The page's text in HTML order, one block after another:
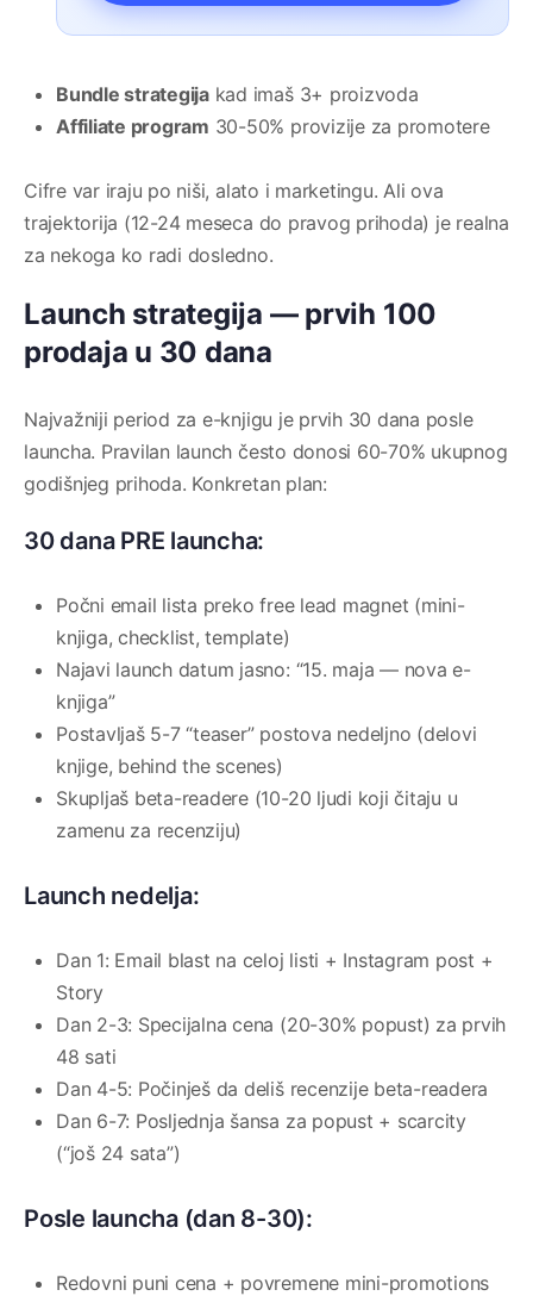
Bundle strategijakad imaš 3+ proizvoda
Affiliate program 30-50% provizije za promotere
Cifre var iraju po niši, alato i marketingu. Ali ova
trajektorija (12-24 meseca do pravog prihoda) je realna
za nekoga ko radi dosledno.
Launch strategija — prvih 100
prodaja u 30 dana
Najvažniji period za e-knjigu je prvih 30 dana posle
launcha. Pravilan launch često donosi 60-70% ukupnog
godišnjeg prihoda. Konkretan plan:
30 dana PRE launcha:
Počni email lista preko free lead magnet (mini-
knjiga, checklist, template)
Najavi launch datum jasno: “15. maja — nova e-
knjiga”
Postavljaš 5-7 “teaser” postova nedeljno (delovi
knjige, behind the scenes)
Skupljaš beta-readere (10-20 ljudi koji čitaju u
zamenu za recenziju)
Launch nedelja:
Dan 1: Email blast na celoj listi + Instagram post +
Story
Dan 2-3: Specijalna cena (20-30% popust) za prvih
48 sati
Dan 4-5: Počinješ da deliš recenzije beta-readera
Dan 6-7: Posljednja šansa za popust + scarcity
(“još 24 sata”)
Posle launcha (dan 8-30):
Redovni puni cena + povremene mini-promotions